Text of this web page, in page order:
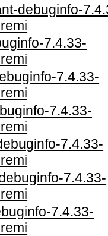
debuginfo-
7.4.33-
7.4.33-
7.4.33-
7.4.33-
7.4.33-
7.4.33-